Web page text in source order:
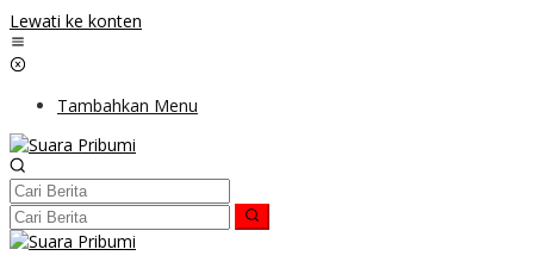
Lewati ke konten
Tambahkan Menu